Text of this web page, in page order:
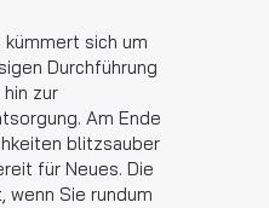
sich um
Durchführung
zur
Am Ende
blitzsauber
für Neues. Die
Sie rundum